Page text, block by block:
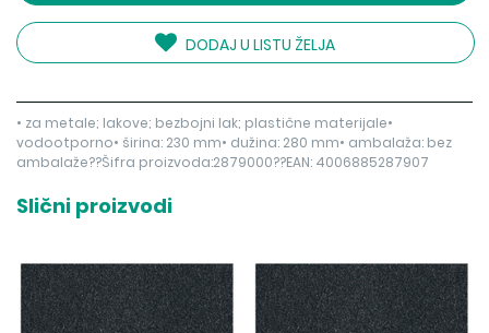
DODAJ U LISTU ŽELJA
• za metale; lakove; bezbojni lak; plastične materijale•
vodootporno• širina: 230 mm• dužina: 280 mm• ambalaža: bez
ambalaže??Šifra proizvoda:2879000??EAN: 4006885287907
Slični proizvodi